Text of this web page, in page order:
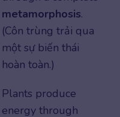
metamorphosis.
(Côn trùng trải qua
một sự biến thái
hoàn toàn.)
Plants produce
energy through